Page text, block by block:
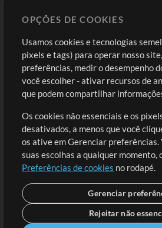
Comprar Créditos
Conteúdo Grátis
Solicite uma Música
Extras
Sessões
Envie seu conteúdo
Playlist
MT Conference
Entre
Ir ao
OPÇÕES DE COOKIES
Usamos cookies e tecnologias
pixels e tags) para operar nosso
preferências, medir o desempenho
você escolher - ativar recursos de
que podem compartilhar
Os cookies não essenciais e os
desativados, a menos que você
os ative em Gerenciar preferências.
suas escolhas a qualquer momento,
Preferências de cookies no rodapé.
Gerenciar
Rejeitar não